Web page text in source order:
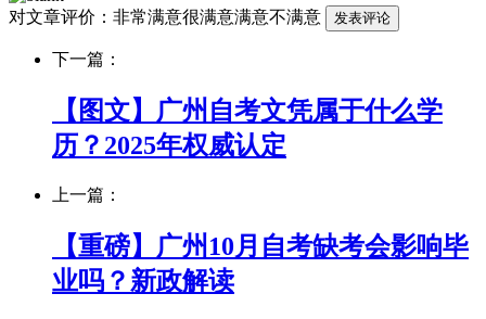
对文章评价： 非常满意很满意满意不满意
下一篇：
【图文】广州自考文凭属于什么学
历？2025年权威认定
上一篇：
【重磅】广州10月自考缺考会影响毕
业吗？新政解读